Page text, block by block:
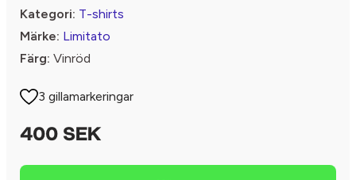
Kategori: T-shirts
Märke: Limitato
Färg: Vinröd
3 gillamarkeringar
400 SEK